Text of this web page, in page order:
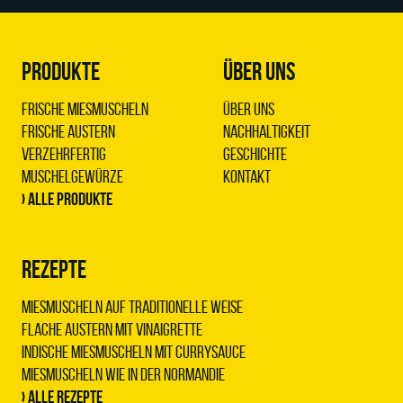
PRODUKTE
Frische Miesmuscheln
Frische Austern
Verzehrfertig
Muschelgewürze
› Alle Produkte
REZEPTE
Miesmuscheln auf traditionelle Weise
Flache Austern mit Vinaigrette
Indische Miesmuscheln mit Currysauce
Miesmuscheln wie in der Normandie
› Alle Rezepte
ÜBER UNS
Über uns
Nachhaltigkeit
Geschichte
Kontakt